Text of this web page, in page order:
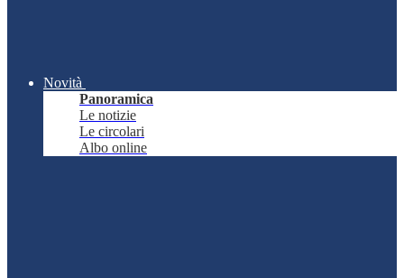
Novità
Panoramica
Le notizie
Le circolari
Albo online